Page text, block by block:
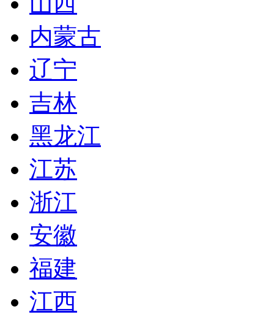
内蒙古
辽宁
吉林
黑龙江
江苏
浙江
安徽
福建
江西